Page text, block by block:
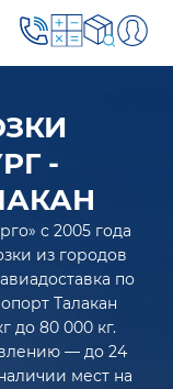
-
с 2005 года
из городов
по
Талакан
до 80 000 кг.
— до 24
мест на